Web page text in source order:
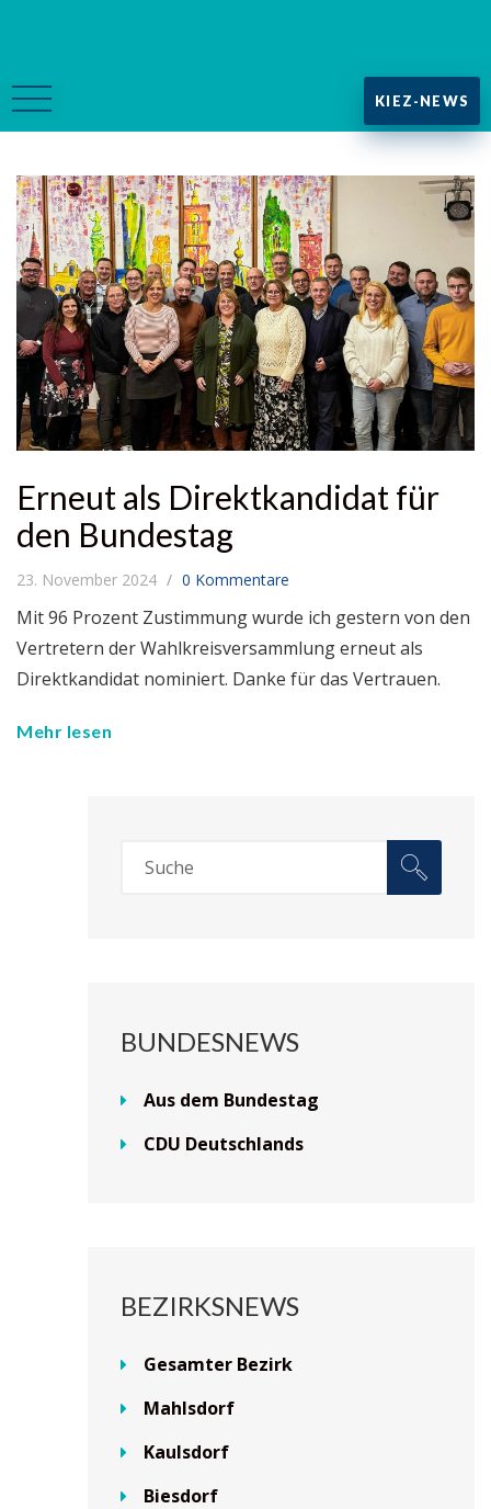
KIEZ-NEWS
Erneut als Direktkandidat für
den Bundestag
23. November 2024 0 Kommentare
Mit 96 Prozent Zustimmung wurde ich gestern von den
Vertretern der Wahlkreisversammlung erneut als
Direktkandidat nominiert. Danke für das Vertrauen.
Mehr lesen
BUNDESNEWS
Aus dem Bundestag
CDU Deutschlands
BEZIRKSNEWS
Gesamter Bezirk
Mahlsdorf
Kaulsdorf
Biesdorf